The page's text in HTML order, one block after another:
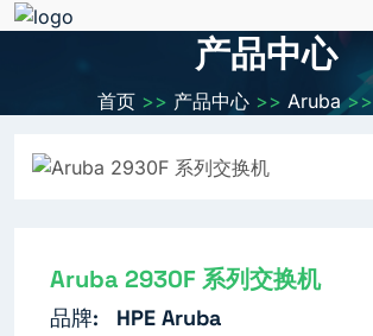
产品中心
首页>> 产品中心>> Aruba>>
Aruba 2930F 系列交换机
品牌:
HPE Aruba